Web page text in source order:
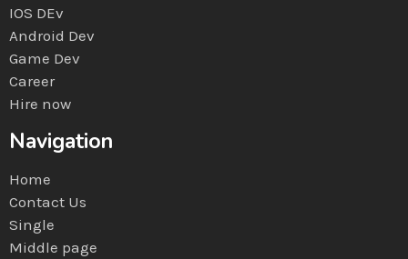
IOS DEv
Android Dev
Game Dev
Career
Hire now
Navigation
Home
Contact Us
Single
Middle page